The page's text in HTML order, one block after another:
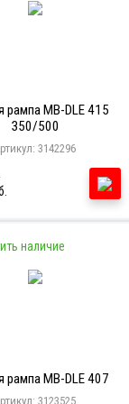
рампа MB-DLE 415
350/500
3142296
наличие
рампа MB-DLE 407
3123525